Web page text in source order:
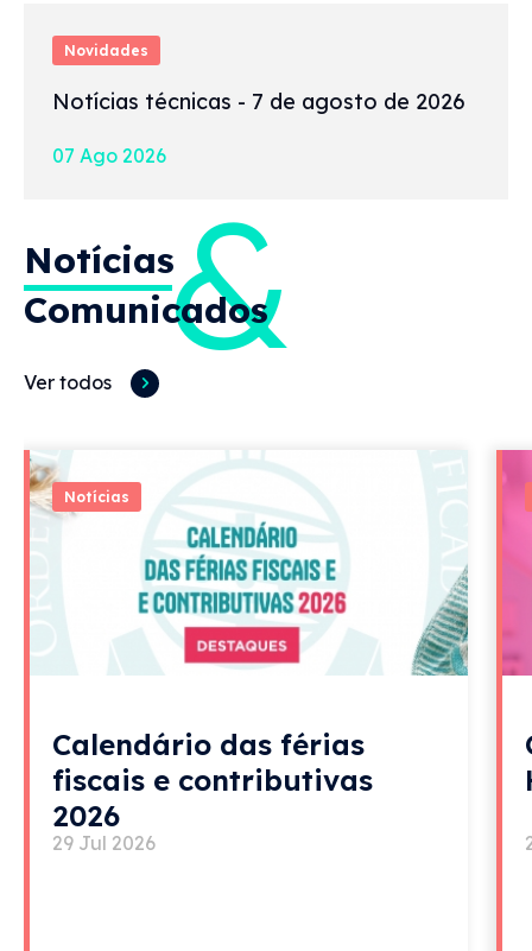
Novidades
Notícias técnicas - 7 de agosto de 2026
07 Ago 2026
Notícias&
Comunicados
Ver todos
Notícias
Calendário das férias
fiscais e contributivas
2026
29 Jul 2026